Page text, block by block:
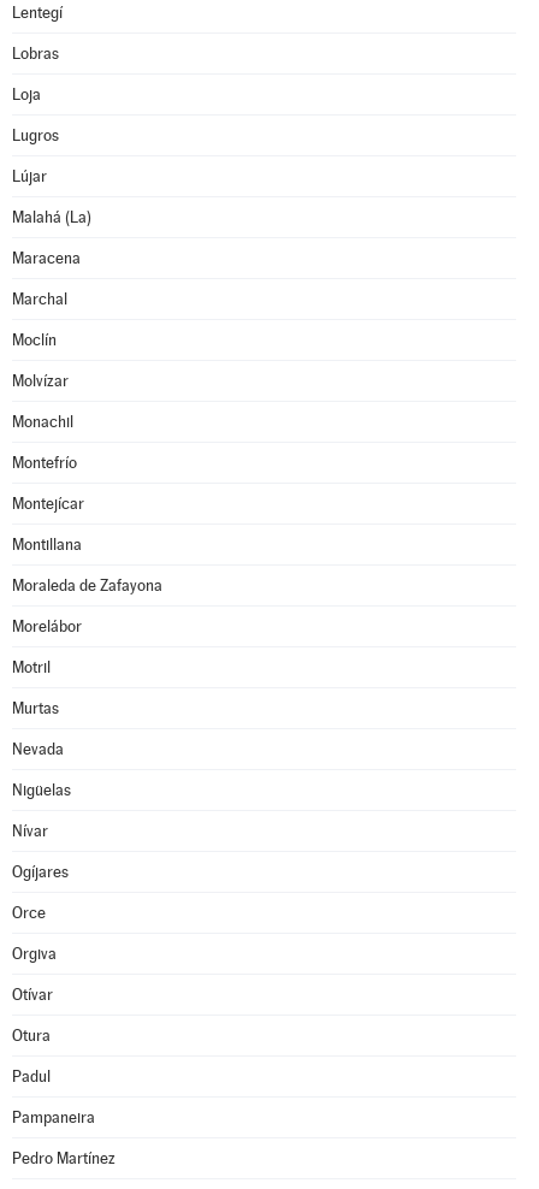
Lentegí
Lobras
Loja
Lugros
Lújar
Malahá (La)
Maracena
Marchal
Moclín
Molvízar
Monachil
Montefrío
Montejícar
Montillana
Moraleda de Zafayona
Morelábor
Motril
Murtas
Nevada
Nigüelas
Nívar
Ogíjares
Orce
Orgiva
Otívar
Otura
Padul
Pampaneira
Pedro Martínez